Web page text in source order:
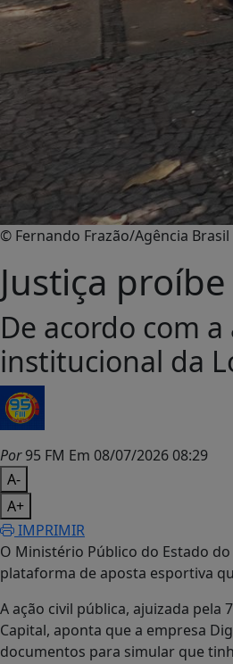
© Fernando Frazão/Agência Brasil
Justiça
De acordo com
institucional da
Por95 FM Em 08/07/2026 08:29
A-
A+
IMPRIMIR
O Ministério Público do Estado
plataforma de aposta esportiva
A ação civil pública, ajuizada pela
Capital, aponta que a empresa
documentos para simular que